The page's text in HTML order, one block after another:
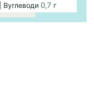
Вуглеводи 0,7 г